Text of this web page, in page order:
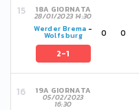
18A GIORNATA
28/01/2023 14:30
Werder Brema -
Wolfsburg
2-1
0 0
19A GIORNATA
05/02/2023
16:30